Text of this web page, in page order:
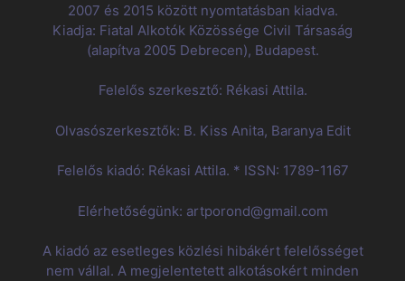
2007 és 2015 között nyomtatásban kiadva.
Kiadja: Fiatal Alkotók Közössége Civil Társaság
(alapítva 2005 Debrecen), Budapest.
Felelős szerkesztő: Rékasi Attila.
Olvasószerkesztők: B. Kiss Anita, Baranya Edit
Felelős kiadó: Rékasi Attila. * ISSN: 1789-1167
Elérhetőségünk: artporond@gmail.com
A kiadó az esetleges közlési hibákért felelősséget
nem vállal. A megjelentetett alkotásokért minden